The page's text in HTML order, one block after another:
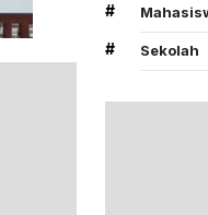
#
# Sekolah